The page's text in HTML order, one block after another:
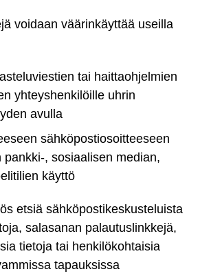
voidaan väärinkäyttää useilla
tai haittaohjelmien
yhteyshenkilöille uhrin
avulla
sähköpostiosoitteeseen
pankki-, sosiaalisen median,
käyttö
etsiä sähköpostikeskusteluista
salasanan palautuslinkkejä,
tietoja tai henkilökohtaisia
tapauksissa